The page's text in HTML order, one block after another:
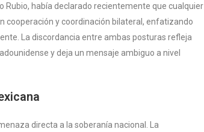
Rubio, había declarado recientemente que cualquier
cooperación y coordinación bilateral, enfatizando
La discordancia entre ambas posturas refleja
y deja un mensaje ambiguo a nivel
directa a la soberanía nacional. La